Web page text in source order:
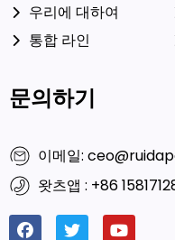
우리에 대하여
통합 라인
문의하기
이메일:
왓츠앱 : +86